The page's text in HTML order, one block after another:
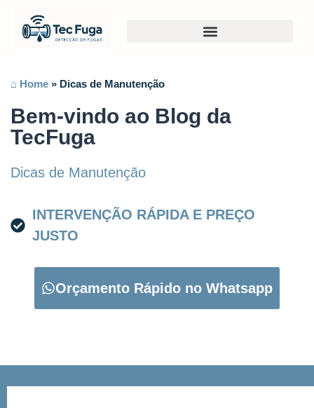
⌂ Home » Dicas de Manutenção
Bem-vindo ao Blog da
TecFuga
Dicas de Manutenção
INTERVENÇÃO RÁPIDA E PREÇO
JUSTO
Orçamento Rápido no Whatsapp